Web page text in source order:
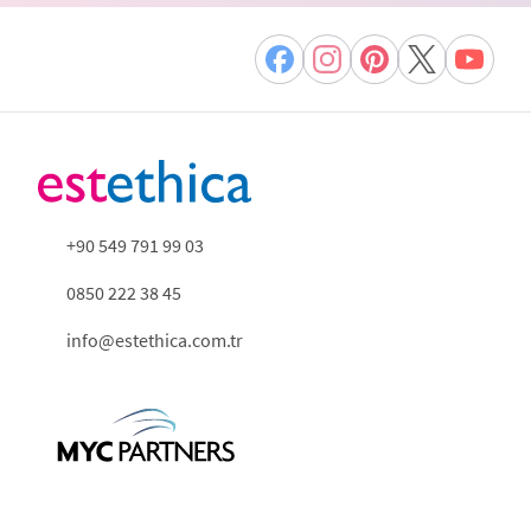
+90 549 791 99 03
0850 222 38 45
info@estethica.com.tr